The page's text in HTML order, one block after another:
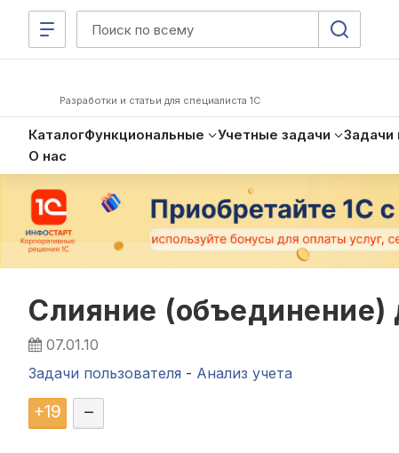
Разработки и статьи для специалиста 1С
КаталогФункциональные Учетные задачи Задачи
О нас
Слияние (объединение)
07.01.10
Задачи пользователя - Анализ учета
+19 –